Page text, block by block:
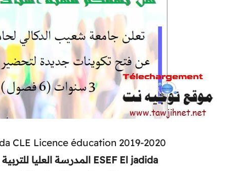
CLE Licence éducation 2019-2020
ESEF El jadida المدرسة العليا للتربية والتكوين الجديدة